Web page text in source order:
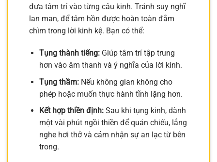
đưa tâm trí vào từng câu kinh. Tránh suy nghĩ
lan man, để tâm hồn được hoàn toàn đắm
chìm trong lời kinh kệ. Bạn có thể:
Tụng thành tiếng:Giúp tâm trí tập trung
hơn vào âm thanh và ý nghĩa của lời kinh.
Tụng thầm:Nếu không gian không cho
phép hoặc muốn thực hành tĩnh lặng hơn.
Kết hợp thiền định:Sau khi tụng kinh, dành
một vài phút ngồi thiền để quán chiếu, lắng
nghe hơi thở và cảm nhận sự an lạc từ bên
trong.